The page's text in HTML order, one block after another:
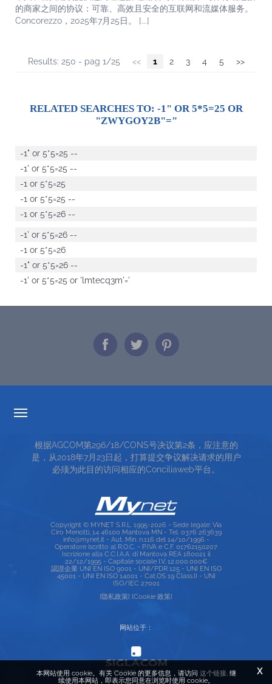
的商家之间的协议：可靠、高效且安全的互联网和流媒体服务。
Concorezzo，2025年7月25日。 [...]
Results: 250 - pag 1/25 << 1 2 3 4 5 >>
RELATED SEARCHES TO: -1" OR 5*5=25 OR
"ZWYGOY2B"="
-1" or 5*5=25 --
-1' or 5*5=25 --
-1 or 5*5=25
-1 or 5*5=25 --
-1 or 5*5=26 --
-1' or 5*5=26 --
-1 or 5*5=26
-1" or 5*5=26 --
-1' or 5*5=25 or 'lmtecq3m'='
服务条款
TOP RICERCHE
根据AGCOM第296/18/CONS号决议第2条，应注意的
是，从2018年7月23日起，打算提交争议解决请求的用户
必须为此目的访问相应的Conciliaweb平台。
Copyright © MYNET S.R.L. 1995-2026 - Sede legale: Via
Ciro Menotti, 14 46100 Mantova MN - Tel. 0376 263639
info@mynet.it - Aut. Min. n.116 del 14/10/1996 -
Operatore iscritto al R.O.C. - P.IVA e C.F. 01762150207
Iscrizione alla C.C.I.A.A. di Mantova REA 180021 il
22/12/1995 - Capitale sociale I.V. 12.000.000€
認證企業 UNI EN ISO 9001 - UNI/PDR 125 - UNI EN ISO
45001 - UNI EN ISO 14001 - Cat.OS 19 Class.II - UNI
ISO/IEC 27001
[隐私政策] [Cookie 政策]
x
本网站使用 cookie。有关 Cookie 的更多信息，请访问 这个链接. 继
续使用本网站，即表示您同意在浏览时使用 cookie。
网站位于：